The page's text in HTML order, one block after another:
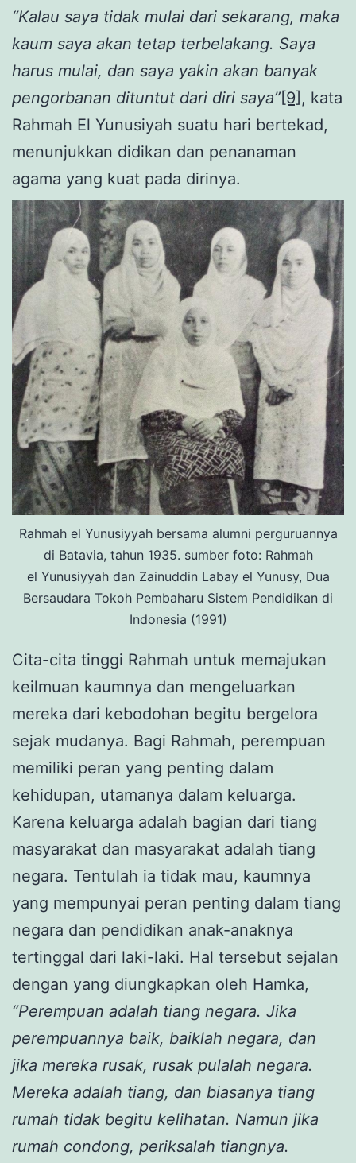
“Kalau saya tidak mulai dari sekarang, maka
kaum saya akan tetap terbelakang. Saya
harus mulai, dan saya yakin akan banyak
pengorbanan dituntut dari diri saya”[9] , kata
Rahmah El Yunusiyah suatu hari bertekad,
menunjukkan didikan dan penanaman
agama yang kuat pada dirinya.
Rahmah el Yunusiyyah bersama alumni perguruannya
di Batavia, tahun 1935. sumber foto: Rahmah
el Yunusiyyah dan Zainuddin Labay el Yunusy, Dua
Bersaudara Tokoh Pembaharu Sistem Pendidikan di
Indonesia (1991)
Cita-cita tinggi Rahmah untuk memajukan
keilmuan kaumnya dan mengeluarkan
mereka dari kebodohan begitu bergelora
sejak mudanya. Bagi Rahmah, perempuan
memiliki peran yang penting dalam
kehidupan, utamanya dalam keluarga.
Karena keluarga adalah bagian dari tiang
masyarakat dan masyarakat adalah tiang
negara. Tentulah ia tidak mau, kaumnya
yang mempunyai peran penting dalam tiang
negara dan pendidikan anak-anaknya
tertinggal dari laki-laki. Hal tersebut sejalan
dengan yang diungkapkan oleh Hamka,
“Perempuan adalah tiang negara. Jika
perempuannya baik, baiklah negara, dan
jika mereka rusak, rusak pulalah negara.
Mereka adalah tiang, dan biasanya tiang
rumah tidak begitu kelihatan. Namun jika
rumah condong, periksalah tiangnya.